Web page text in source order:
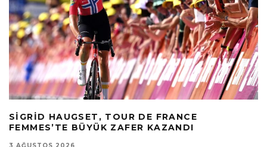
SIGRID HAUGSET, TOUR DE FRANCE
FEMMES’TE BÜYÜK ZAFER KAZANDI